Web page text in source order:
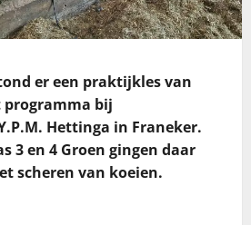
er een praktijkles van
programma bij
Hettinga in Franeker.
3 en 4 Groen gingen daar
scheren van koeien.